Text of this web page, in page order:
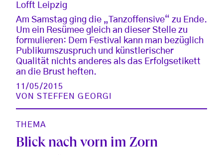
Lofft Leipzig
Am Samstag ging die „Tanzoffensive“ zu Ende.
Um ein Resümee gleich an dieser Stelle zu
formulieren: Dem Festival kann man bezüglich
Publikumszuspruch und künstlerischer
Qualität nichts anderes als das Erfolgsetikett
an die Brust heften.
11/05/2015
VONSTEFFEN GEORGI
THEMA
Blick nach vorn im Zorn